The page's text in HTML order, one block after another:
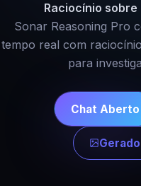
Raciocínio
Sonar Reasoning Pro
tempo real com
para
Chat Aberto